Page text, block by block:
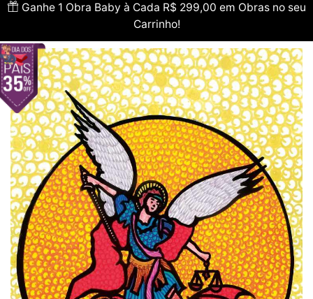
Ganhe 1 Obra Baby à Cada R$ 299,00 em Obras no seu
Carrinho!